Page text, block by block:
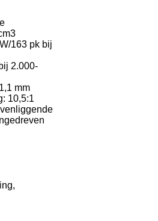
163 pk bij
2.000-
mm
10,5:1